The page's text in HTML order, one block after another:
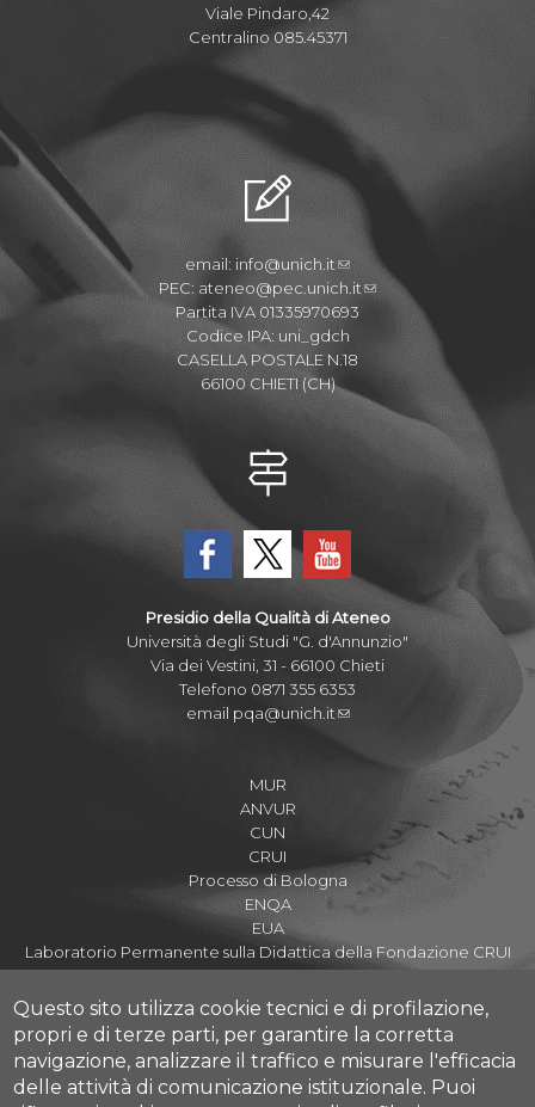
Viale Pindaro,42
Centralino 085.45371
email: info@unich.it
PEC: ateneo@pec.unich.it
Partita IVA 01335970693
Codice IPA: uni_gdch
CASELLA POSTALE N.18
66100 CHIETI (CH)
Presidio della Qualità di Ateneo
Università degli Studi "G. d'Annunzio"
Via dei Vestini, 31 - 66100 Chieti
Telefono 0871 355 6353
email pqa@unich.it
MUR
ANVUR
CUN
CRUI
Processo di Bologna
ENQA
EUA
Laboratorio Permanente sulla Didattica della Fondazione CRUI
Assicurazione della Qualità di Ateneo
Nucleo di Valutazione
Questo sito utilizza cookie tecnici e di profilazione,
propri e di terze parti, per garantire la corretta
navigazione, analizzare il traffico e misurare l'efficacia
delle attività di comunicazione istituzionale. Puoi